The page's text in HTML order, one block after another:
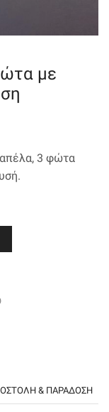
με
3 φώτα
& ΠΑΡΑΔΟΣΗ